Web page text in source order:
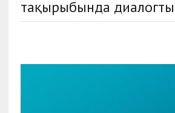
тақырыбында